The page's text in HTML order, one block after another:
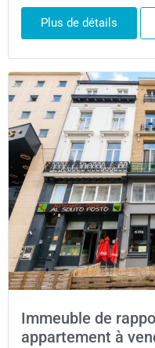
Plus de détails
Immeuble de
appartement à